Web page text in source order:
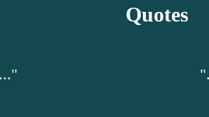
Quotes
cukup, bahkan ketika